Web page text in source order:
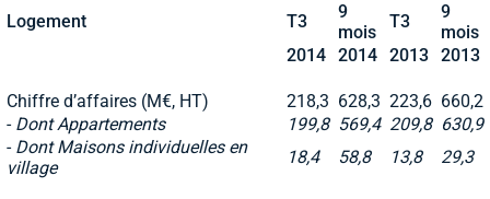
Logement T3
9
mois
T3
9
mois
2014 2014 2013 2013
Chiffre d’affaires (M€, HT) 218,3 628,3 223,6 660,2
- Dont Appartements 199,8 569,4 209,8 630,9
- Dont Maisons individuelles en
village
18,4 58,8 13,8 29,3